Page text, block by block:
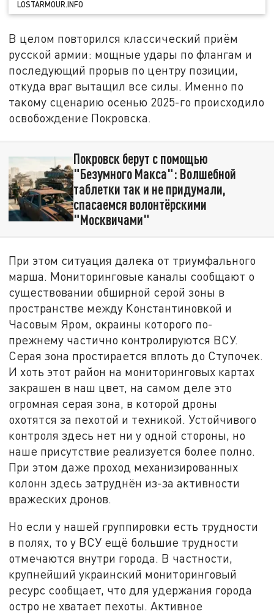
LOSTARMOUR.INFO
В целом повторился классический приём
русской армии: мощные удары по флангам и
последующий прорыв по центру позиции,
откуда враг вытащил все силы. Именно по
такому сценарию осенью 2025-го происходило
освобождение Покровска.
Покровск берут с помощью
"Безумного Макса": Волшебной
таблетки так и не придумали,
спасаемся волонтёрскими
"Москвичами"
При этом ситуация далека от триумфального
марша. Мониторинговые каналы сообщают о
существовании обширной серой зоны в
пространстве между Константиновкой и
Часовым Яром, окраины которого по-
прежнему частично контролируются ВСУ.
Серая зона простирается вплоть до Ступочек.
И хоть этот район на мониторинговых картах
закрашен в наш цвет, на самом деле это
огромная серая зона, в которой дроны
охотятся за пехотой и техникой. Устойчивого
контроля здесь нет ни у одной стороны, но
наше присутствие реализуется более полно.
При этом даже проход механизированных
колонн здесь затруднён из-за активности
вражеских дронов.
Но если у нашей группировки есть трудности
в полях, то у ВСУ ещё большие трудности
отмечаются внутри города. В частности,
крупнейший украинский мониторинговый
ресурс сообщает, что для удержания города
остро не хватает пехоты. Активное